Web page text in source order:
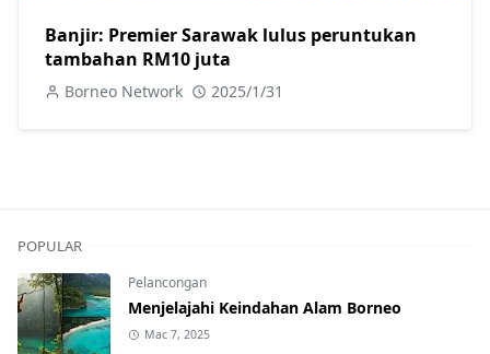
Banjir: Premier Sarawak lulus peruntukan
tambahan RM10 juta
Borneo Network 2025/1/31
POPULAR
Pelancongan
Menjelajahi Keindahan Alam Borneo
Mac 7, 2025